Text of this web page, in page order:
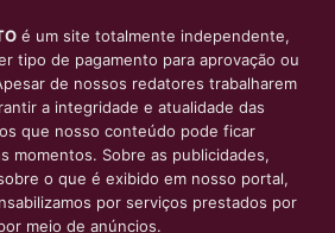
é um site totalmente independente,
tipo de pagamento para aprovação ou
de nossos redatores trabalharem
a integridade e atualidade das
que nosso conteúdo pode ficar
momentos. Sobre as publicidades,
o que é exibido em nosso portal,
por serviços prestados por
meio de anúncios.